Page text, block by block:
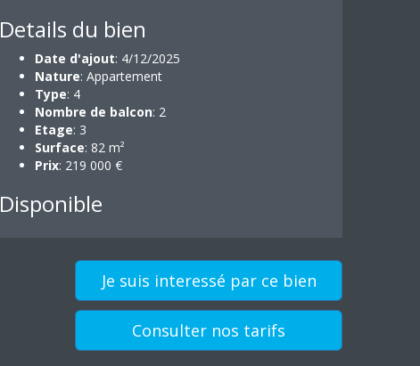
Details du bien
Date d'ajout: 4/12/2025
Nature: Appartement
Type: 4
Nombre de balcon: 2
Etage: 3
Surface: 82 m²
Prix: 219 000 €
Disponible
Je suis interessé par ce bien
Consulter nos tarifs